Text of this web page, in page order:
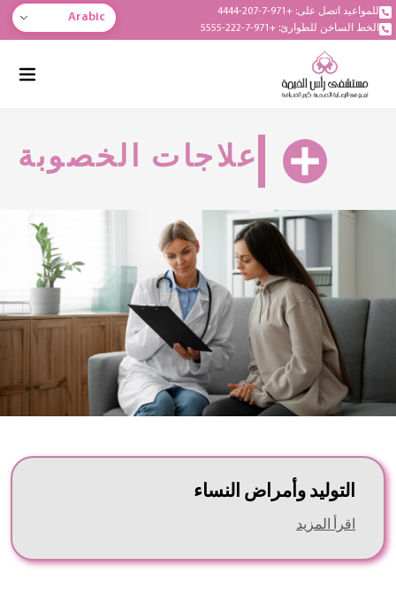
للمواعيد اتصل على: +971-7-207-4444
الخط الساخن للطوارئ: +971-7-222-5555
Arabic
علاجات الخصوبة
التوليد وأمراض النساء
اقرأ المزيد